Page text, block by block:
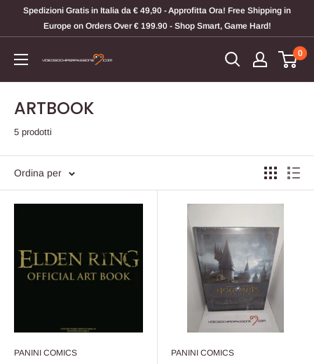
Spedizioni Gratis in Italia da € 49,90 - Approfitta Ora! Free Shipping in
Europe on Orders Over € 199.90 - Shop Smart, Game Hard!
Videogiochi
Per
0
ARTBOOK
5 prodotti
Ordina per
PANINI COMICS PANINI COMICS